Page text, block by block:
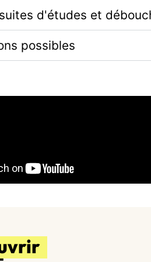
d'études et
possibles